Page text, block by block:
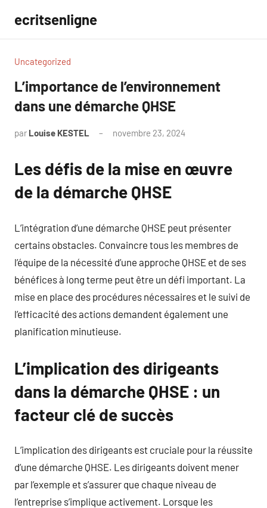
contenu
ecritsenligne
Uncategorized
L’importance de l’environnement
dans une démarche QHSE
par Louise KESTEL novembre 23, 2024
Les défis de la mise en œuvre
de la démarche QHSE
L’intégration d’une démarche QHSE peut présenter
certains obstacles. Convaincre tous les membres de
l’équipe de la nécessité d’une approche QHSE et de ses
bénéfices à long terme peut être un défi important. La
mise en place des procédures nécessaires et le suivi de
l’efficacité des actions demandent également une
planification minutieuse.
L’implication des dirigeants
dans la démarche QHSE : un
facteur clé de succès
L’implication des dirigeants est cruciale pour la réussite
d’une démarche QHSE. Les dirigeants doivent mener
par l’exemple et s’assurer que chaque niveau de
l’entreprise s’implique activement. Lorsque les